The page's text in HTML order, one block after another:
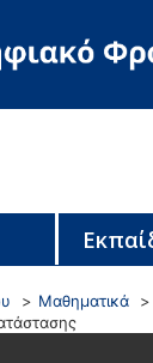
Μαθηματικά